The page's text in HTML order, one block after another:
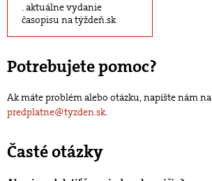
aktuálne vydanie
časopisu na týždeň.sk
Potrebujete pomoc?
Ak máte problém alebo otázku, napíšte nám na
predplatne@tyzden.sk.
Časté otázky